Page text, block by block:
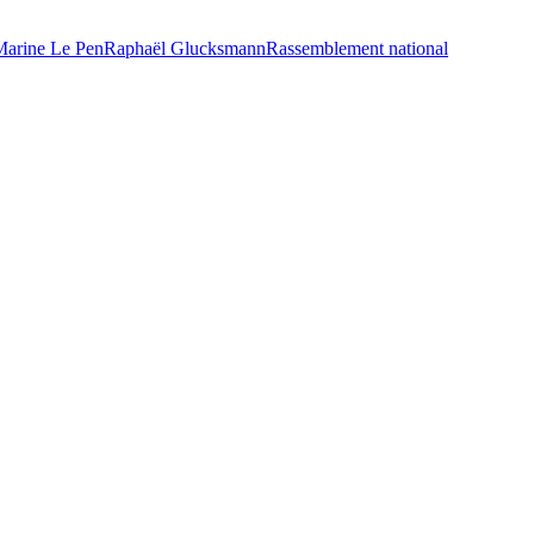
Le PenRaphaël GlucksmannRassemblement national